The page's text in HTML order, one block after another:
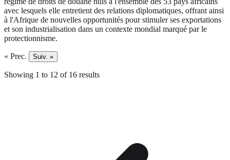
avec lesquels elle entretient des relations diplomatiques, offrant ainsi
à l'Afrique de nouvelles opportunités pour stimuler ses exportations
et son industrialisation dans un contexte mondial marqué par le
protectionnisme.
« Prec. Suiv. »
Showing 1 to 12 of 16 results